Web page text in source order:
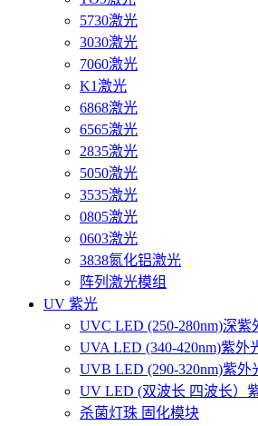
5730激光
3030激光
7060激光
K1激光
6868激光
6565激光
2835激光
5050激光
3535激光
0805激光
0603激光
3838氮化铝激光
阵列激光模组
UV 紫光
UVC LED (250-280nm)深紫
UVA LED (340-420nm)紫外
UVB LED (290-320nm)紫外
UV LED (双波长 四波长）
杀菌灯珠 固化模块